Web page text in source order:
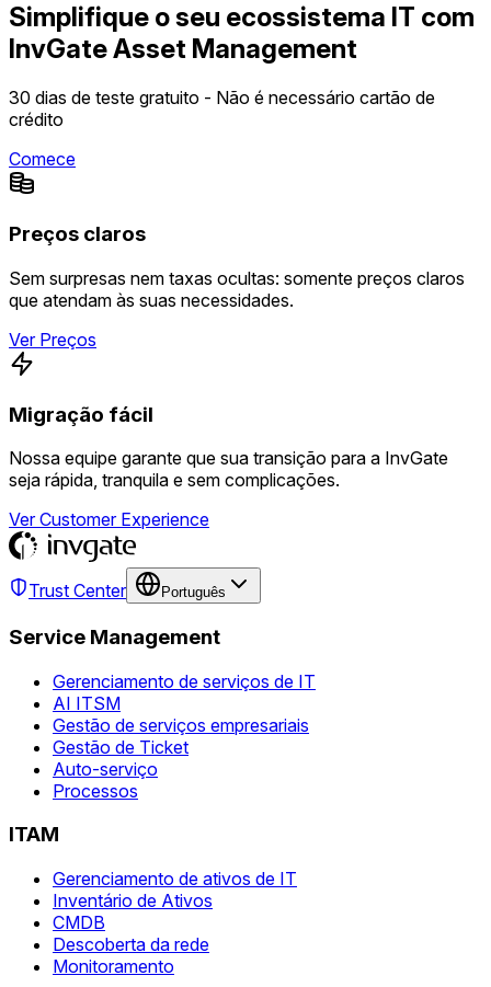
Simplifique o seu ecossistema IT com
InvGate Asset Management
30 dias de teste gratuito - Não é necessário cartão de
crédito
Comece
Preços claros
Sem surpresas nem taxas ocultas: somente preços claros
que atendam às suas necessidades.
Ver Preços
Migração fácil
Nossa equipe garante que sua transição para a InvGate
seja rápida, tranquila e sem complicações.
Ver Customer Experience
Trust Center Português
Service Management
Gerenciamento de serviços de IT
AI ITSM
Gestão de serviços empresariais
Gestão de Ticket
Auto-serviço
Processos
ITAM
Gerenciamento de ativos de IT
Inventário de Ativos
CMDB
Descoberta da rede
Monitoramento